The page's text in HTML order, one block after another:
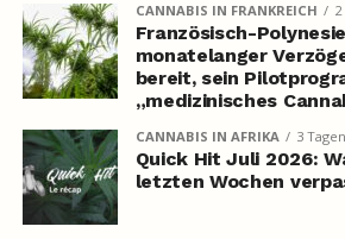
CANNABIS IN FRANKREICH
Französisch-
monatelanger
bereit, sein
„medizinisches
CANNABIS IN AFRIKA 3
Quick Hit Juli 2026:
letzten Wochen